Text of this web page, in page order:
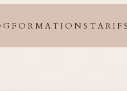
FORMATIONS TARIFS